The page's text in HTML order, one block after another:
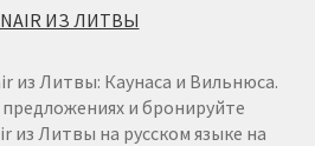
ИЗ ЛИТВЫ
из Литвы: Каунаса и Вильнюса.
и бронируйте
из Литвы на русском языке на